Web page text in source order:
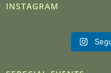
INSTAGRAM